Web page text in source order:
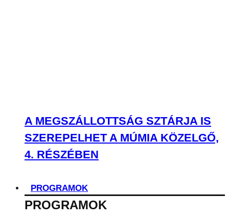
A MEGSZÁLLOTTSÁG SZTÁRJA IS
SZEREPELHET A MÚMIA KÖZELGŐ,
4. RÉSZÉBEN
PROGRAMOK
PROGRAMOK